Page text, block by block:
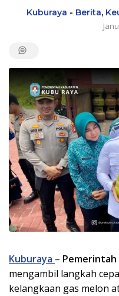
Kuburaya - Berita,
Kuburaya – Pemerintah
mengambil langkah
kelangkaan gas melon